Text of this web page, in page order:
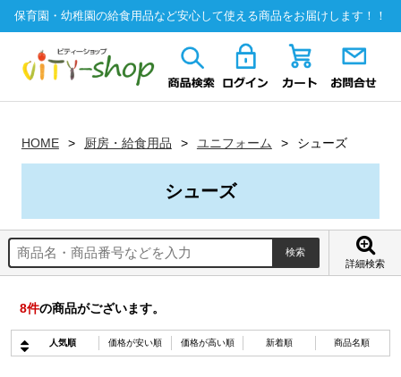
保育園・幼稚園の給食用品など安心して使える商品をお届けします！！
HOME 厨房・給食用品 ユニフォーム シューズ
シューズ
詳細検索
8件の商品がございます。
人気順 価格が安い順 価格が高い順 新着順 商品名順